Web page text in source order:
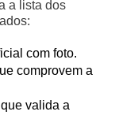
a lista dos
com foto.
comprovem a
valida a